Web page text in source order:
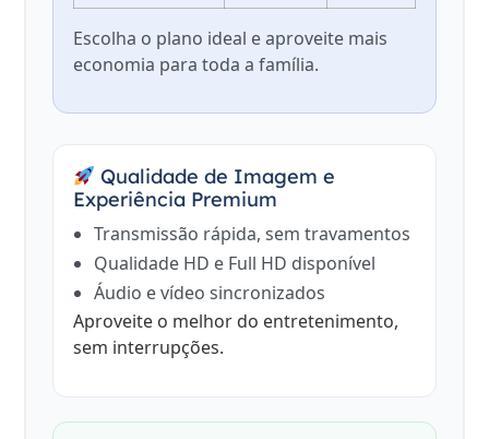
Escolha o plano ideal e aproveite mais
economia para toda a família.
Qualidade de Imagem e
Experiência Premium
Transmissão rápida, sem travamentos
Qualidade HD e Full HD disponível
Áudio e vídeo sincronizados
Aproveite o melhor do entretenimento,
sem interrupções.